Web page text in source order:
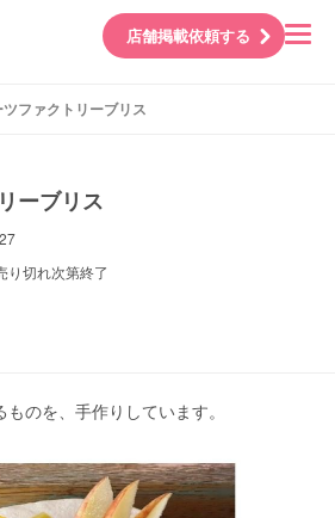
店舗掲載依頼する
ツファクトリーブリス
ーブリス
り切れ次第終了
のを、手作りしています。